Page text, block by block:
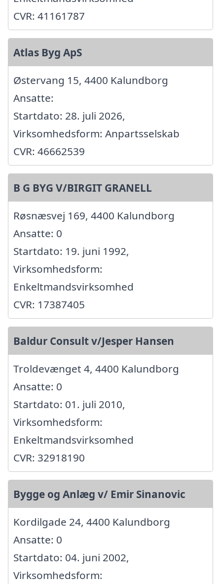
CVR: 41161787
Atlas Byg ApS
Østervang 15, 4400 Kalundborg
Ansatte:
Startdato: 28. juli 2026,
Virksomhedsform: Anpartsselskab
CVR: 46662539
B G BYG V/BIRGIT GRANELL
Røsnæsvej 169, 4400 Kalundborg
Ansatte: 0
Startdato: 19. juni 1992,
Virksomhedsform:
Enkeltmandsvirksomhed
CVR: 17387405
Baldur Consult v/Jesper Hansen
Troldevænget 4, 4400 Kalundborg
Ansatte: 0
Startdato: 01. juli 2010,
Virksomhedsform:
Enkeltmandsvirksomhed
CVR: 32918190
Bygge og Anlæg v/ Emir Sinanovic
Kordilgade 24, 4400 Kalundborg
Ansatte: 0
Startdato: 04. juni 2002,
Virksomhedsform: